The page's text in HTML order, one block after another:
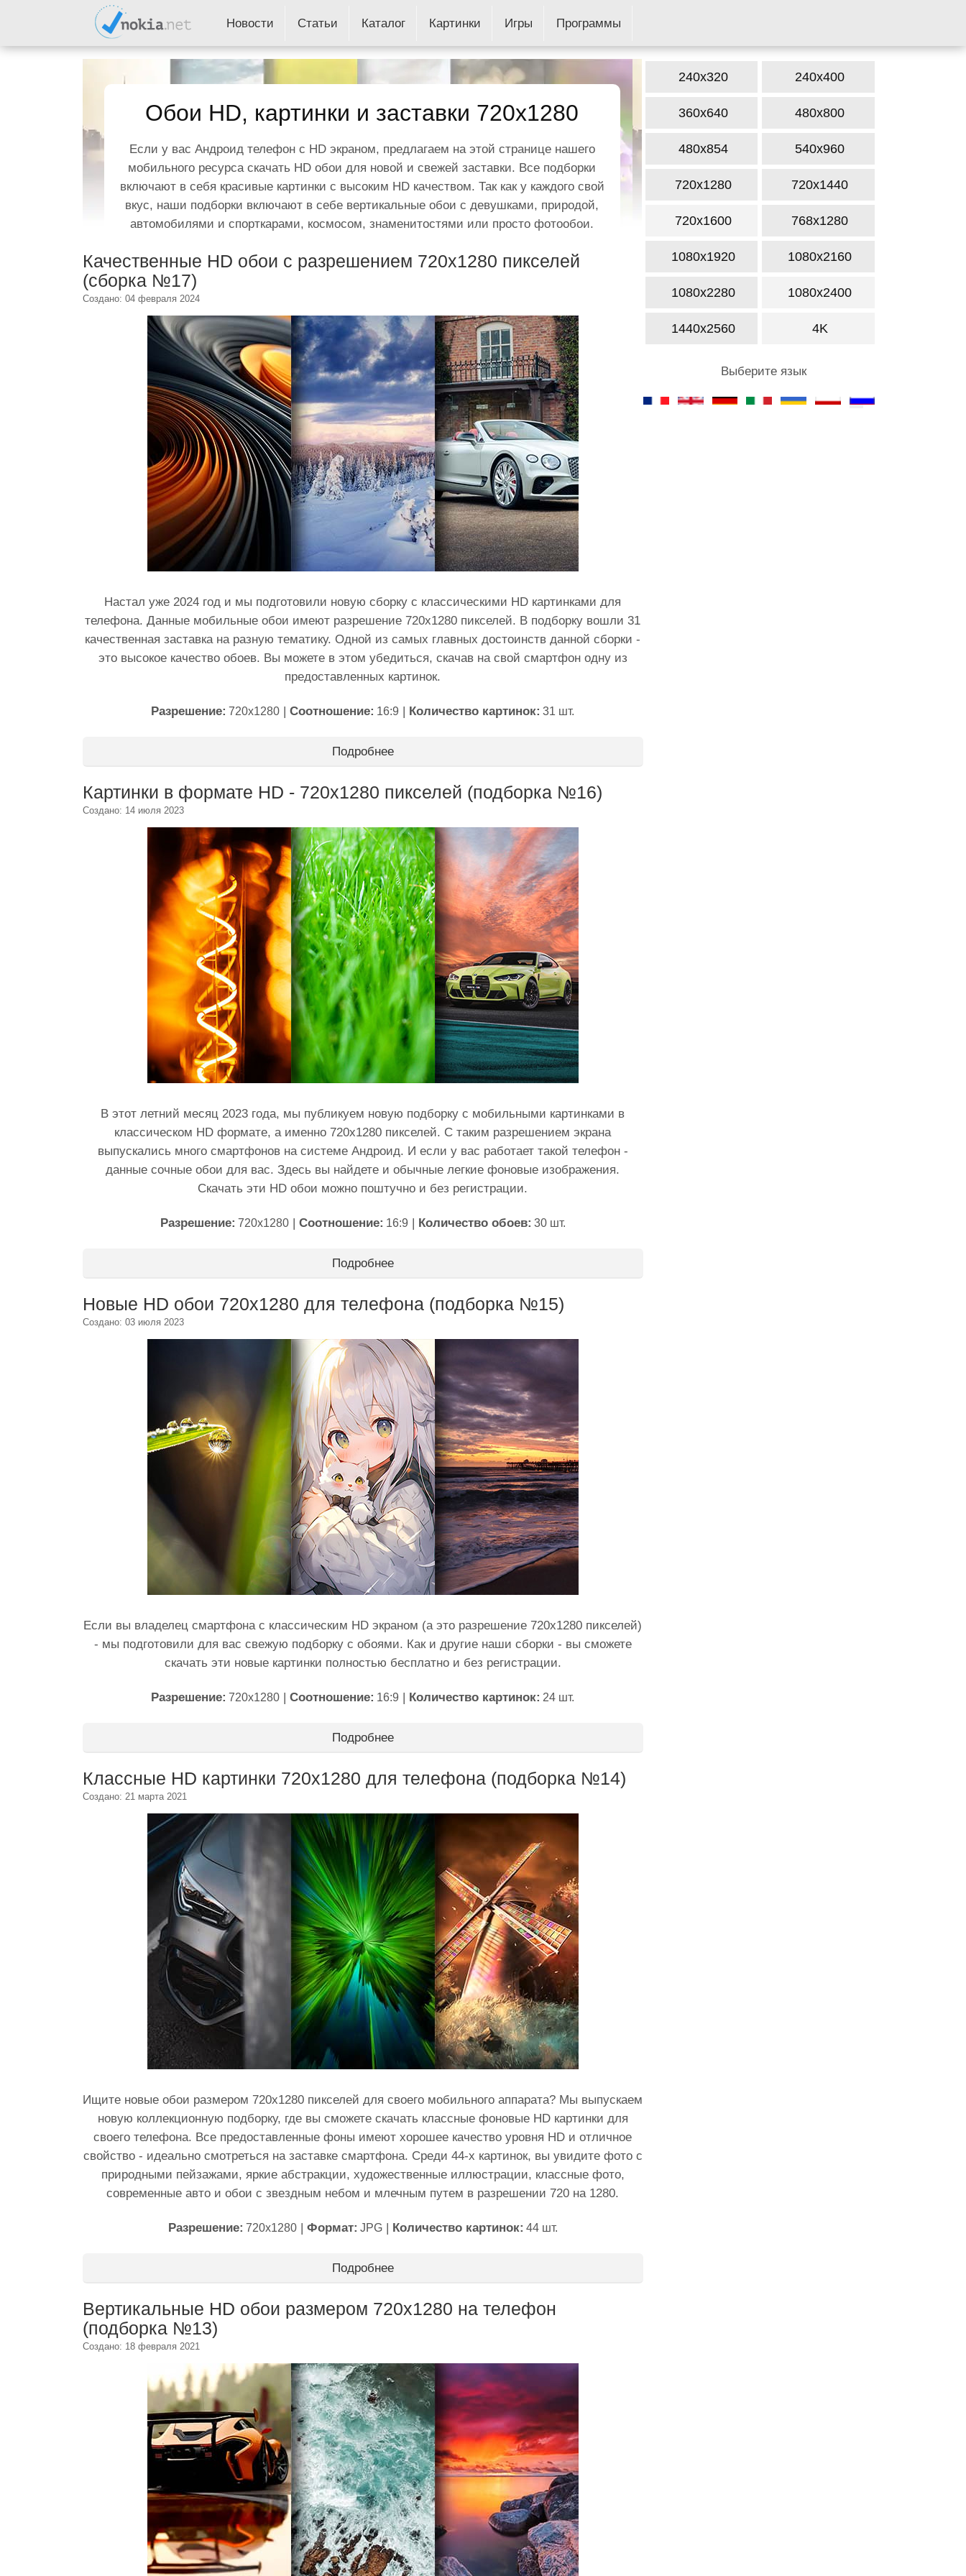
Новости Статьи Каталог Картинки Игры Программы
Обои HD, картинки и заставки 720x1280
Если у вас Андроид телефон с HD экраном, предлагаем на этой странице нашего
мобильного ресурса скачать HD обои для новой и свежей заставки. Все подборки
включают в себя красивые картинки с высоким HD качеством. Так как у каждого свой
вкус, наши подборки включают в себе вертикальные обои с девушками, природой,
автомобилями и спорткарами, космосом, знаменитостями или просто фотообои.
Качественные HD обои с разрешением 720x1280 пикселей
(сборка №17)
Создано: 04 февраля 2024
Настал уже 2024 год и мы подготовили новую сборку с классическими HD картинками для
телефона. Данные мобильные обои имеют разрешение 720x1280 пикселей. В подборку вошли 31
качественная заставка на разную тематику. Одной из самых главных достоинств данной сборки -
это высокое качество обоев. Вы можете в этом убедиться, скачав на свой смартфон одну из
предоставленных картинок.
Разрешение:720x1280 |Соотношение:16:9 | Количество картинок:31 шт.
Подробнее
Картинки в формате HD - 720x1280 пикселей (подборка №16)
Создано: 14 июля 2023
В этот летний месяц 2023 года, мы публикуем новую подборку с мобильными картинками в
классическом HD формате, а именно 720x1280 пикселей. С таким разрешением экрана
выпускались много смартфонов на системе Андроид. И если у вас работает такой телефон -
данные сочные обои для вас. Здесь вы найдете и обычные легкие фоновые изображения.
Скачать эти HD обои можно поштучно и без регистрации.
Разрешение:720x1280| Соотношение:16:9 | Количество обоев:30 шт.
Подробнее
Новые HD обои 720x1280 для телефона (подборка №15)
Создано: 03 июля 2023
Если вы владелец смартфона с классическим HD экраном (а это разрешение 720x1280 пикселей)
- мы подготовили для вас свежую подборку с обоями. Как и другие наши сборки - вы сможете
скачать эти новые картинки полностью бесплатно и без регистрации.
Разрешение:720x1280 |Соотношение:16:9 | Количество картинок:24 шт.
Подробнее
Классные HD картинки 720x1280 для телефона (подборка №14)
Создано: 21 марта 2021
Ищите новые обои размером 720x1280 пикселей для своего мобильного аппарата? Мы выпускаем
новую коллекционную подборку, где вы сможете скачать классные фоновые HD картинки для
своего телефона. Все предоставленные фоны имеют хорошее качество уровня HD и отличное
свойство - идеально смотреться на заставке смартфона. Среди 44-х картинок, вы увидите фото с
природными пейзажами, яркие абстракции, художественные иллюстрации, классные фото,
современные авто и обои с звездным небом и млечным путем в разрешении 720 на 1280.
Разрешение: 720x1280| Формат:JPG| Количество картинок:44 шт.
Подробнее
Вертикальные HD обои размером 720х1280 на телефон
(подборка №13)
Создано: 18 февраля 2021
240x320 240x400
360x640 480x800
480x854 540x960
720x1280 720x1440
720x1600 768x1280
1080x1920 1080x2160
1080x2280 1080x2400
1440x2560 4K
Выберите язык